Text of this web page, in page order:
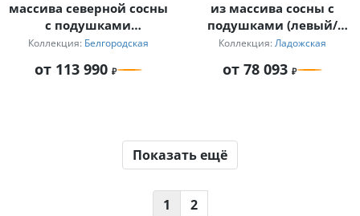
массива северной сосны
с подушками
«Белгородский» для
Коллекция: Белгородская
от 113 990
из массива сосны с
подушками (левый/
правый) «Ладожский»
Коллекция: Ладожская
от 78 093
Показать ещё
1 2